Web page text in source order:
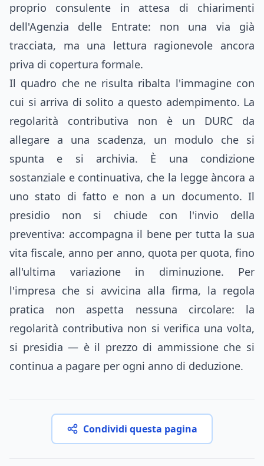
proprio consulente in attesa di chiarimenti
dell'Agenzia delle Entrate: non una via già
tracciata, ma una lettura ragionevole ancora
priva di copertura formale.
Il quadro che ne risulta ribalta l'immagine con
cui si arriva di solito a questo adempimento. La
regolarità contributiva non è un DURC da
allegare a una scadenza, un modulo che si
spunta e si archivia. È una condizione
sostanziale e continuativa, che la legge àncora a
uno stato di fatto e non a un documento. Il
presidio non si chiude con l'invio della
preventiva: accompagna il bene per tutta la sua
vita fiscale, anno per anno, quota per quota, fino
all'ultima variazione in diminuzione. Per
l'impresa che si avvicina alla firma, la regola
pratica non aspetta nessuna circolare: la
regolarità contributiva non si verifica una volta,
si presidia — è il prezzo di ammissione che si
continua a pagare per ogni anno di deduzione.
Condividi questa pagina